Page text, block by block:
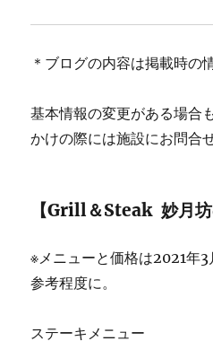
＊ブログの内容は掲載時の
基本情報の変更がある場合
かけの際には施設にお問合
【Grill＆Steak 妙月坊
※メニューと価格は2021年3
参考程度に。
ステーキメニュー